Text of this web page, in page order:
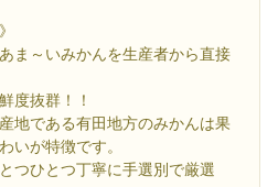
ま～いみかんを生産者から直接
度抜群！！
地である有田地方のみかんは果
いが特徴です。
つひとつ丁寧に手選別で厳選